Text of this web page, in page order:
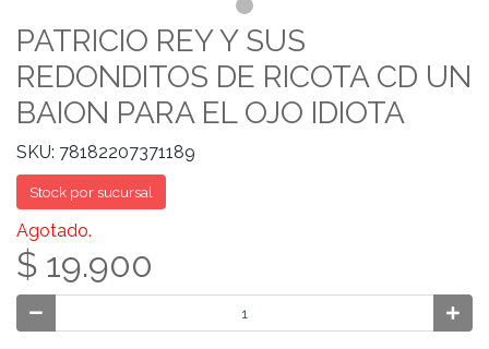
PATRICIO REY Y SUS
REDONDITOS DE RICOTA CD UN
BAION PARA EL OJO IDIOTA
SKU: 78182207371189
Stock por sucursal
Agotado.
$ 19.900